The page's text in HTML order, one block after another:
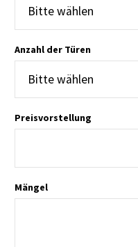
Anzahl der Türen
Preisvorstellung
Mängel